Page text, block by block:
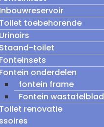
Inbouwreservoir
Toilet toebehorende
Urinoirs
Staand-toilet
Fonteinsets
Fontein onderdelen
fontein frame
Fontein wastafelblad
Toilet renovatie